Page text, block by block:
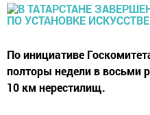
По инициативе
полторы недели в восьми
10 км нерестилищ.